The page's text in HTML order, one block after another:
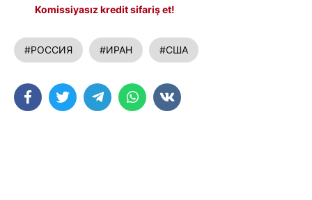
Komissiyasız kredit sifariş et!
#РОССИЯ #ИРАН #США